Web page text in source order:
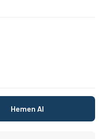
Hemen Al